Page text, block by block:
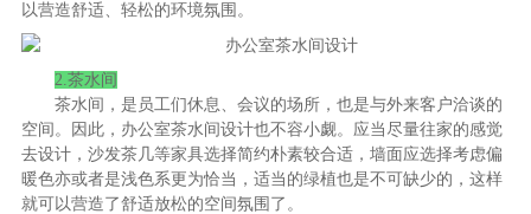
以营造舒适、轻松的环境氛围。
2.茶水间
茶水间，是员工们休息、会议的场所，也是与外来客户洽谈的
空间。因此，办公室茶水间设计也不容小觑。应当尽量往家的感觉
去设计，沙发茶几等家具选择简约朴素较合适，墙面应选择考虑偏
暖色亦或者是浅色系更为恰当，适当的绿植也是不可缺少的，这样
就可以营造了舒适放松的空间氛围了。